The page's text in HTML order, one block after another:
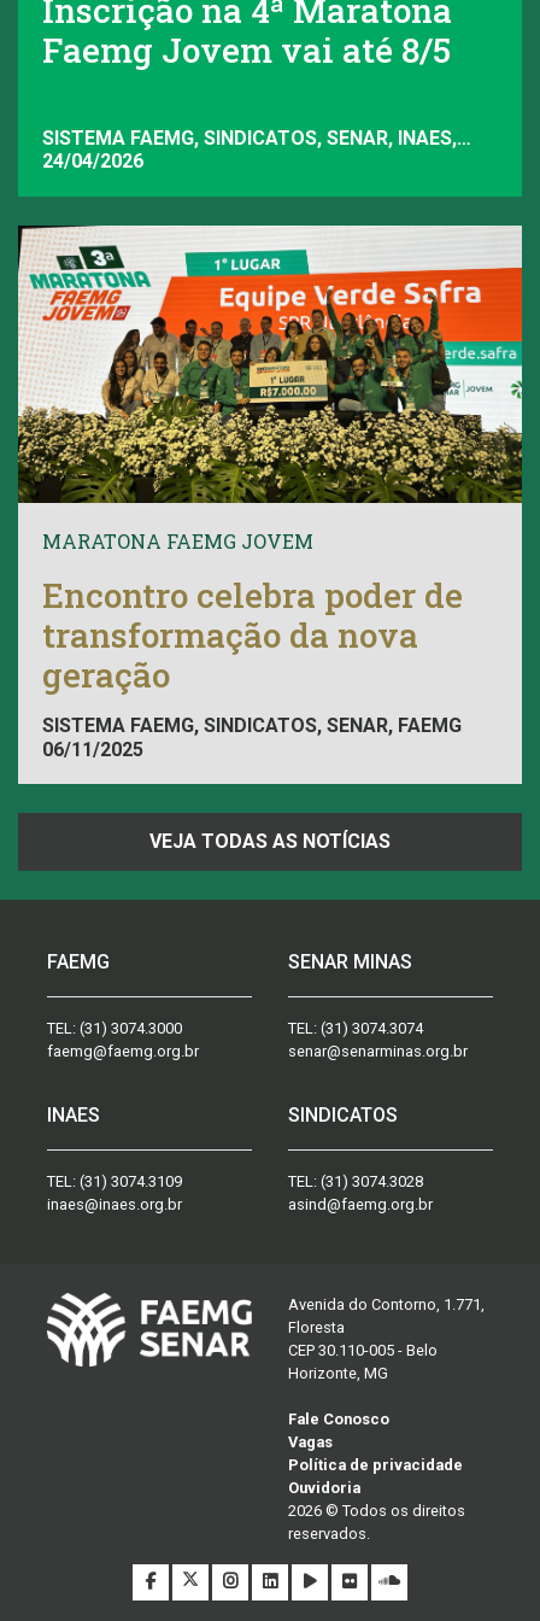
Inscrição na 4ª Maratona
Faemg Jovem vai até 8/5
SISTEMA FAEMG, SINDICATOS, SENAR, INAES,
FAEMG
24/04/2026
MARATONA FAEMG JOVEM
Encontro celebra poder de
transformação da nova
geração
SISTEMA FAEMG, SINDICATOS, SENAR, FAEMG
06/11/2025
VEJA TODAS AS NOTÍCIAS
FAEMG
TEL: (31) 3074.3000
faemg@faemg.org.br
SENAR MINAS
TEL: (31) 3074.3074
senar@senarminas.org.br
INAES
TEL: (31) 3074.3109
inaes@inaes.org.br
SINDICATOS
TEL: (31) 3074.3028
asind@faemg.org.br
Avenida do Contorno, 1.771,
Floresta
CEP 30.110-005 - Belo
Horizonte, MG
Fale Conosco
Vagas
Política de privacidade
Ouvidoria
2026 © Todos os direitos
reservados.